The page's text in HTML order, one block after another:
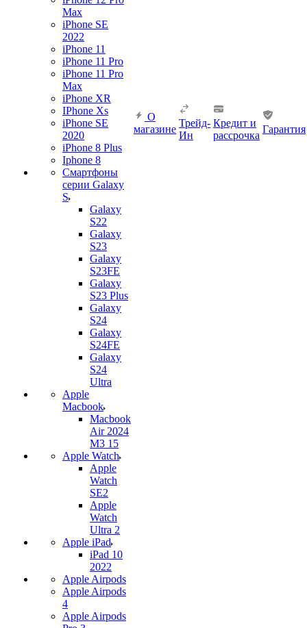
Max
iPhone SE
2022
iPhone 11
iPhone 11 Pro
iPhone 11 Pro
Max
iPhone XR
IPhone Xs
iPhone SE
2020
iPhone 8 Plus
Iphone 8
Смартфоны
серии Galaxy
S
Galaxy
S22
Galaxy
S23
Galaxy
S23FE
Galaxy
S23 Plus
Galaxy
S24
Galaxy
S24FE
Galaxy
S24
Ultra
Apple
Macbook
Macbook
Air 2024
M3 15
Apple Watch
Apple
Watch
SE2
Apple
Watch
Ultra 2
Apple iPad
iPad 10
2022
Apple Airpods
Apple Airpods
4
Apple Airpods
О
магазине
Трейд-
Ин
Кредит и
рассрочка
Гарантия